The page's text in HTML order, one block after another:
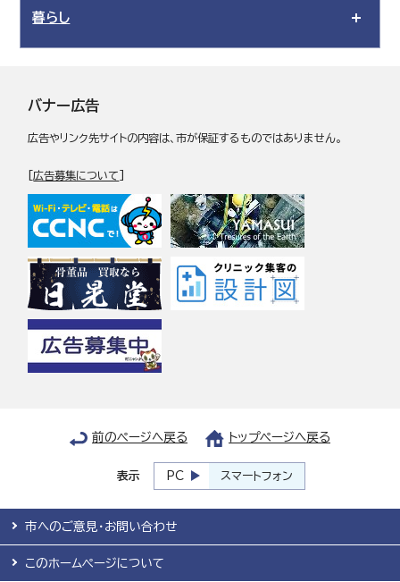
暮らし
バナー広告
広告やリンク先サイトの内容は、市が保証するものではありません。
[広告募集について
前のページへ戻る トップページへ戻る
表示 PC スマートフォン
市へのご意見・お問い合わせ
このホームページについて